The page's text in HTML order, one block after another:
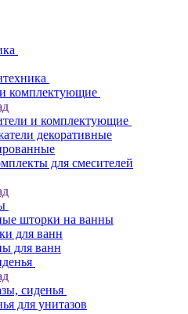
комплектующие
и комплектующие
декоративные
для смесителей
шторки на ванны
для ванн
для ванн
сиденья
для унитазов